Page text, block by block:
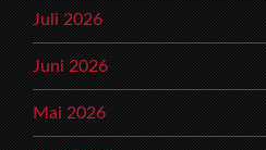
Juli 2026
Juni 2026
Mai 2026